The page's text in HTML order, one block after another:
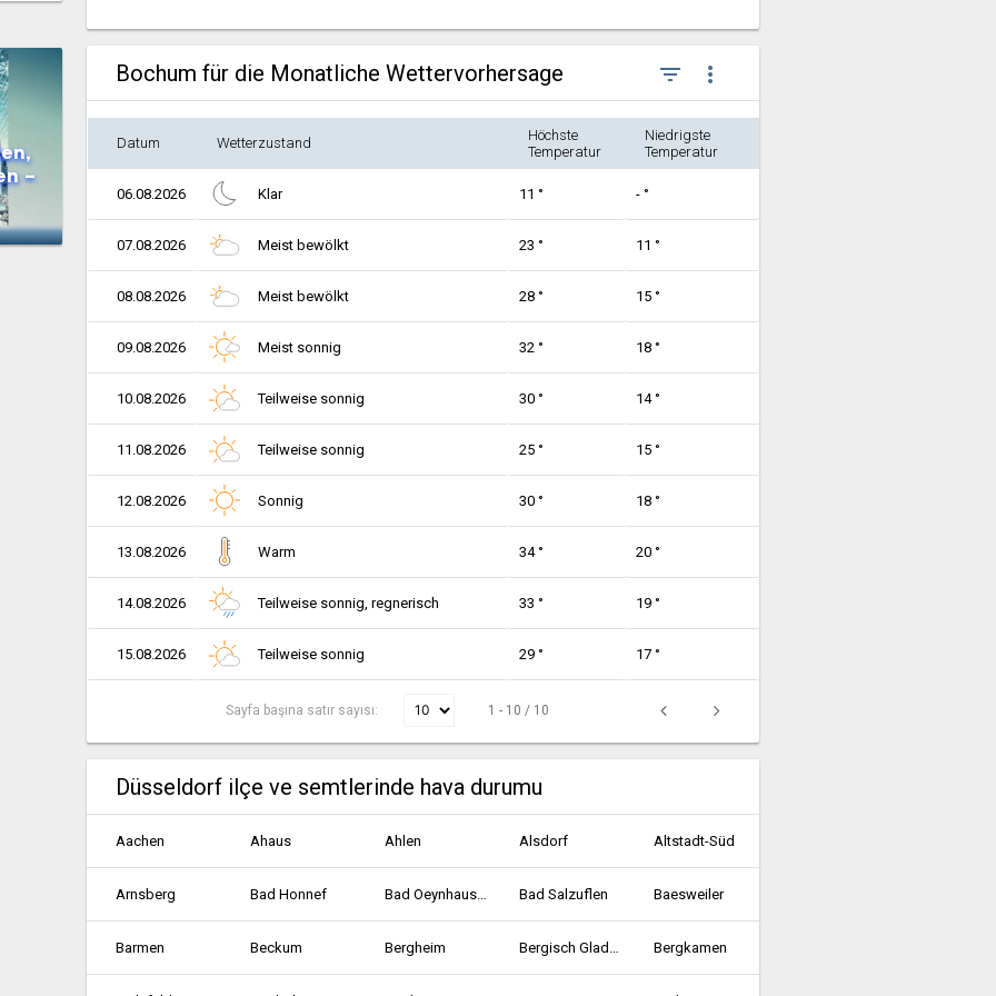
–
Bochum für die Monatliche Wettervorhersage filter_list more_vert
Datum Wetterzustand
Höchste
Temperatur
Niedrigste
Temperatur
06.08.2026 Klar 11 ° - °
07.08.2026 Meist bewölkt 23 ° 11 °
08.08.2026 Meist bewölkt 28 ° 15 °
09.08.2026 Meist sonnig 32 ° 18 °
10.08.2026 Teilweise sonnig 30 ° 14 °
11.08.2026 Teilweise sonnig 25 ° 15 °
12.08.2026 Sonnig 30 ° 18 °
13.08.2026 Warm 34 ° 20 °
14.08.2026 Teilweise sonnig, regnerisch 33 ° 19 °
15.08.2026 Teilweise sonnig 29 ° 17 °
Sayfa başına satır sayısı: 1 - 10 / 10
Düsseldorf ilçe ve semtlerinde hava durumu
Aachen Ahaus Ahlen Alsdorf Altstadt-Süd
Arnsberg Bad Honnef Bad Oeynhausen Bad Salzuflen Baesweiler
Barmen Beckum Bergheim Bergisch Gladbach Bergkamen